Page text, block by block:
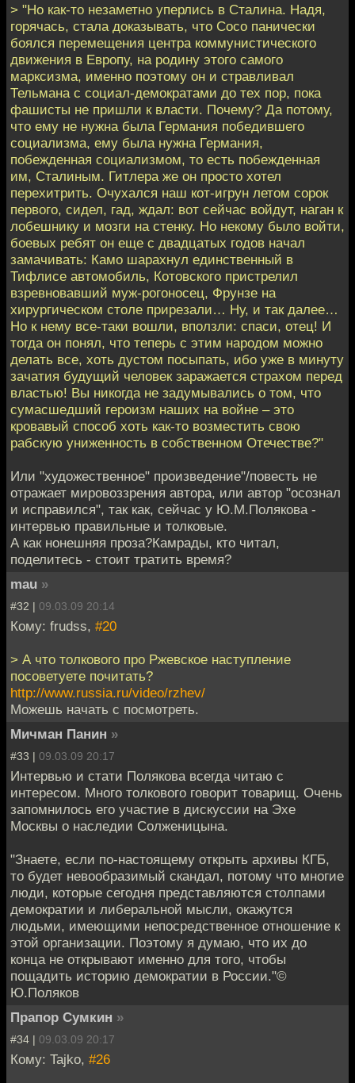
> "Но как-то незаметно уперлись в Сталина. Надя,
горячась, стала доказывать, что Сосо панически
боялся перемещения центра коммунистического
движения в Европу, на родину этого самого
марксизма, именно поэтому он и стравливал
Тельмана с социал-демократами до тех пор, пока
фашисты не пришли к власти. Почему? Да потому,
что ему не нужна была Германия победившего
социализма, ему была нужна Германия,
побежденная социализмом, то есть побежденная
им, Сталиным. Гитлера же он просто хотел
перехитрить. Очухался наш кот-игрун летом сорок
первого, сидел, гад, ждал: вот сейчас войдут, наган к
лобешнику и мозги на стенку. Но некому было войти,
боевых ребят он еще с двадцатых годов начал
замачивать: Камо шарахнул единственный в
Тифлисе автомобиль, Котовского пристрелил
взревновавший муж-рогоносец, Фрунзе на
хирургическом столе прирезали… Ну, и так далее…
Но к нему все-таки вошли, вползли: спаси, отец! И
тогда он понял, что теперь с этим народом можно
делать все, хоть дустом посыпать, ибо уже в минуту
зачатия будущий человек заражается страхом перед
властью! Вы никогда не задумывались о том, что
сумасшедший героизм наших на войне – это
кровавый способ хоть как-то возместить свою
рабскую униженность в собственном Отечестве?"
Или "художественное" произведение"/повесть не
отражает мировоззрения автора, или автор "осознал
и исправился", так как, сейчас у Ю.М.Полякова -
интервью правильные и толковые.
А как нонешняя проза?Камрады, кто читал,
поделитесь - стоит тратить время?
mau »
#32 | 09.03.09 20:14
Кому: frudss, #20
> А что толкового про Ржевское наступление
посоветуете почитать?
http://www.russia.ru/video/rzhev/
Можешь начать с посмотреть.
Мичман Панин »
#33 | 09.03.09 20:17
Интервью и стати Полякова всегда читаю с
интересом. Много толкового говорит товарищ. Очень
запомнилось его участие в дискуссии на Эхе
Москвы о наследии Солженицына.
"Знаете, если по-настоящему открыть архивы КГБ,
то будет невообразимый скандал, потому что многие
люди, которые сегодня представляются столпами
демократии и либеральной мысли, окажутся
людьми, имеющими непосредственное отношение к
этой организации. Поэтому я думаю, что их до
конца не открывают именно для того, чтобы
пощадить историю демократии в России."©
Ю.Поляков
Прапор Сумкин »
#34 | 09.03.09 20:17
Кому: Tajko, #26